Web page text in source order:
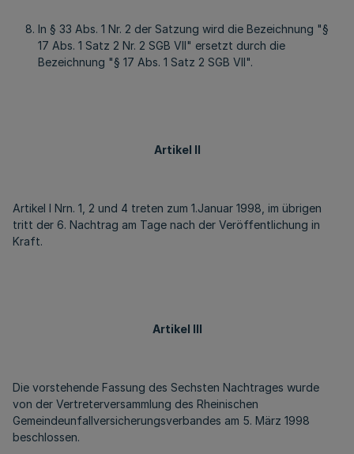
In § 33 Abs. 1 Nr. 2 der Satzung wird die Bezeichnung "§
17 Abs. 1 Satz 2 Nr. 2 SGB VII" ersetzt durch die
Bezeichnung "§ 17 Abs. 1 Satz 2 SGB VII".
Artikel II
Artikel I Nrn. 1, 2 und 4 treten zum 1.Januar 1998, im übrigen
tritt der 6. Nachtrag am Tage nach der Veröffentlichung in
Kraft.
Artikel III
Die vorstehende Fassung des Sechsten Nachtrages wurde
von der Vertreterversammlung des Rheinischen
Gemeindeunfallversicherungsverbandes am 5. März 1998
beschlossen.